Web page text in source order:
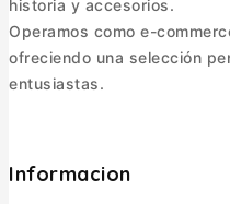
historia y accesorios.
Operamos como e-
ofreciendo una selección
entusiastas.
Informacion